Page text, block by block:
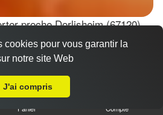
proche Dorlisheim (67120)
Panier Compte
cookies pour vous garantir la
notre site Web
J'ai compris